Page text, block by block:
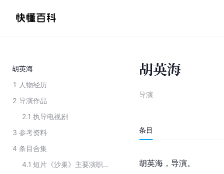
胡英海
1 人物经历
2 导演作品
2.1 执导电视剧
3 参考资料
4 条目合集
4.1
短片《沙巢》主要演职员
胡英海
导演
条目
胡英海，导演。